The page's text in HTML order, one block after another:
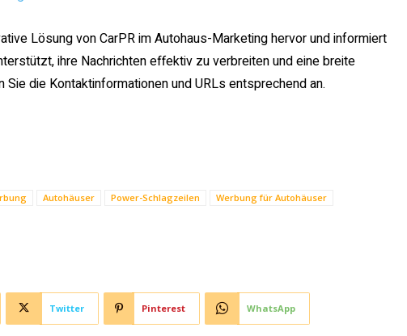
Lösung von CarPR im Autohaus-Marketing hervor und informiert
ihre Nachrichten effektiv zu verbreiten und eine breite
die Kontaktinformationen und URLs entsprechend an.
Autohäuser Power-Schlagzeilen Werbung für Autohäuser
Twitter Pinterest WhatsApp